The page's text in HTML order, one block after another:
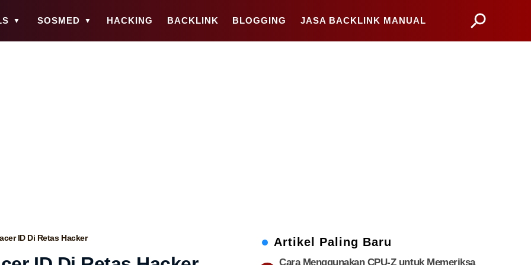
SOSMED HACKING BACKLINK BLOGGING JASA BACKLINK MANUAL
ID Di Retas Hacker Artikel Paling Baru
Cara Menggunakan CPU-Z untuk Memeriksa